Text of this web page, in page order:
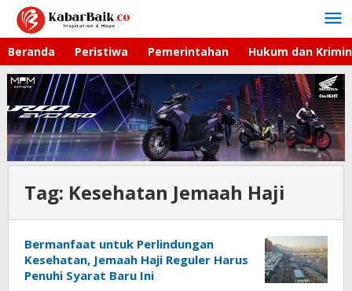
Lewati
konten
Beranda Peristiwa Pemerintahan Hukum dan
Tag: Kesehatan Jemaah Haji
Bermanfaat untuk Perlindungan
Kesehatan, Jemaah Haji Reguler Harus
Penuhi Syarat Baru Ini